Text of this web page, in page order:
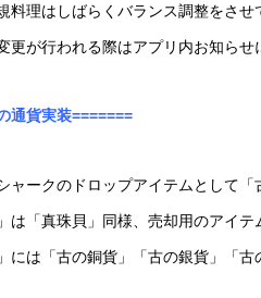
料理はしばらくバランス調整をさせ
更が行われる際はアプリ内お知らせ
通貨実装=======
ャークのドロップアイテムとして「
は「真珠貝」同様、売却用のアイテ
には「古の銅貨」「古の銀貨」「